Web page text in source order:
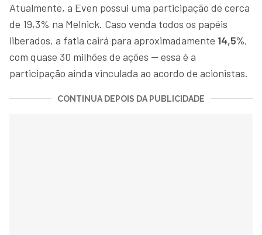
Atualmente, a Even possui uma participação de cerca
de 19,3% na Melnick. Caso venda todos os papéis
liberados, a fatia cairá para aproximadamente 14,5%,
com quase 30 milhões de ações — essa é a
participação ainda vinculada ao acordo de acionistas.
CONTINUA DEPOIS DA PUBLICIDADE